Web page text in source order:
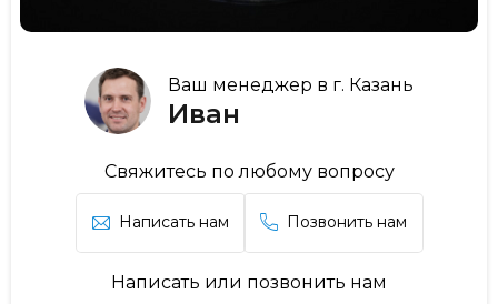
Ваш менеджер в г. Казань
Иван
Свяжитесь по любому вопросу
Написать нам Позвонить нам
Написать или позвонить нам